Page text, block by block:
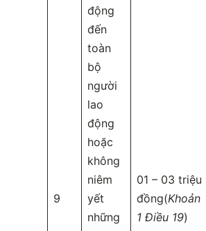
9
động
đến
toàn
bộ
người
lao
động
hoặc
không
niêm
yết
những
01 – 03 triệu
đồng(Khoản
1 Điều 19)